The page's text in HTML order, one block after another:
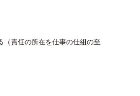
責任の所在を仕事の仕組の至